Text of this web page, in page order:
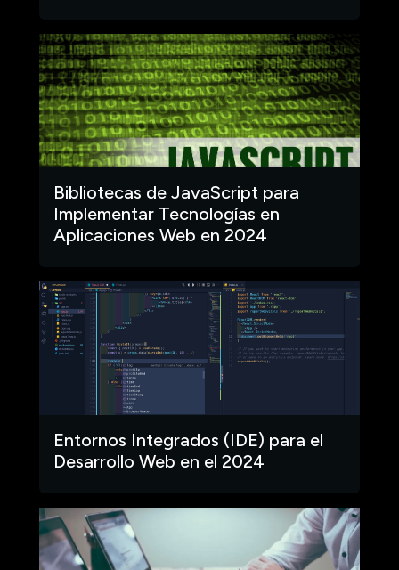
Bibliotecas de JavaScript para
Implementar Tecnologías en
Aplicaciones Web en 2024
Entornos Integrados (IDE) para el
Desarrollo Web en el 2024